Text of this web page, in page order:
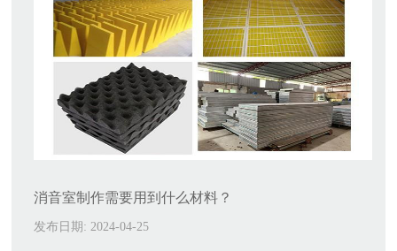
消音室制作需要用到什么材料？
发布日期: 2024-04-25